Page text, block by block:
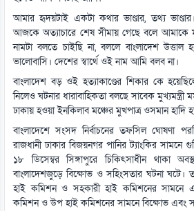
আমার হৃদয়টাই একটা কথার ভাণ্ডার, তথ্য
আজকে অত্যাচারে শেষ সীমায় গেছে বলে
নামটা বলতে চাইছি না, বললে বাংলাদেশ উত্তাল
ভালোবাসি। দেশের স্বার্থে ওই নাম আমি বলব না।
বাংলাদেশ বড় ওই হত্যাকাণ্ডের শিকার কে
নিলেও ঘটনার ধারাবাহিকতা বলছে সাবেক মুখ্যমন্ত্রী
ঢাকায় হওয়া ইনকিলাব মঞ্চের মুখপাত্র ওসমান হাদি
বাংলাদেশে সংসদ নির্বাচনের তফসিল ঘোষণা
রাজধানী ঢাকার বিজয়নগর পানির ট্যাংকির সামনে
১৮ ডিসেম্বর সিঙ্গাপুরে চিকিৎসাধীন থাকা
বাংলাদেশজুড়ে বিক্ষোভ ও সহিংসতার ঘটনা ঘটে।
হাই কমিশন ও সহকারী হাই কমিশনের সামনে
কমিশন ও উপ হাই কমিশনের সামনে বিক্ষোভ এবং